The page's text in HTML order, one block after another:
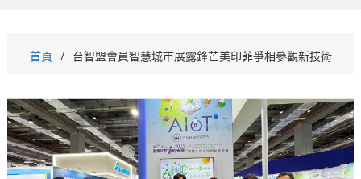
首頁 台智盟會員智慧城市展露鋒芒美印菲爭相參觀新技術